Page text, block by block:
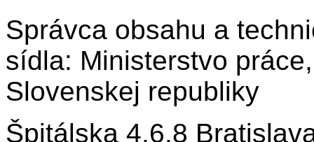
Správca obsahu a
sídla: Ministerstvo
Slovenskej republiky
Špitálska 4,6,8